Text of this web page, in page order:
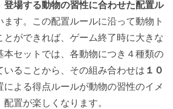
登場する動物の習性に合わせた配置ル
ます。この配置ルールに沿って動物ト
とができれば、ゲーム終了時に大きな
本セットでは、各動物につき４種類の
いることから、その組み合わせは １０
による得点ルールが動物の習性のイメ
置が楽しくなります。